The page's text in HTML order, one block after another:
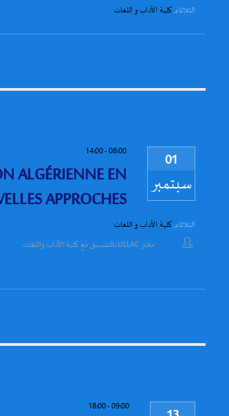
الثلاثاء,كلية الأداب و اللغات
01
سبتمبر
08:00
-
14:00
ALGÉRIENNE EN
APPROCHES ?
الثلاثاء,كلية الأداب و اللغات
مخبر ULLAC بالتنسيق مع كلية الآداب واللغات
09:00
-
18:00